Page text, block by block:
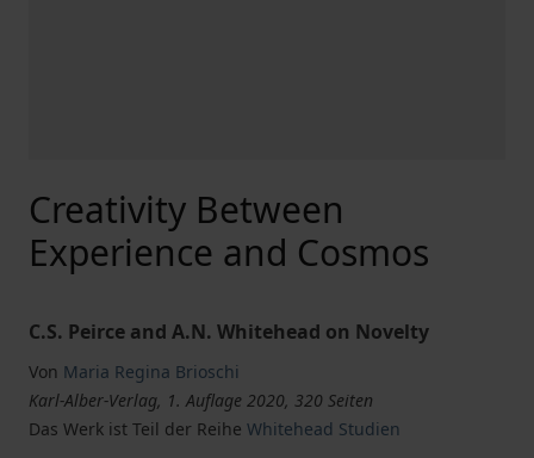
Creativity Between
Experience and Cosmos
C.S. Peirce and A.N. Whitehead on Novelty
Von Maria Regina Brioschi
Karl-Alber-Verlag, 1. Auflage 2020, 320 Seiten
Das Werk ist Teil der Reihe Whitehead Studien